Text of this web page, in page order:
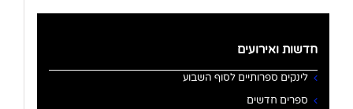
חדשות ואירועים
לינקים ספרותיים לסוף השבוע
ספרים חדשים